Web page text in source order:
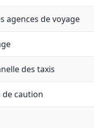
agences de voyage
des taxis
de caution